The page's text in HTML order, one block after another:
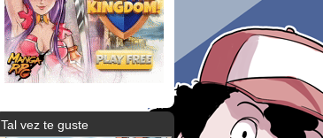
Tal vez te guste